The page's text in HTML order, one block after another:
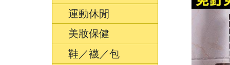
運動休閒
美妝保健
鞋／襪／包